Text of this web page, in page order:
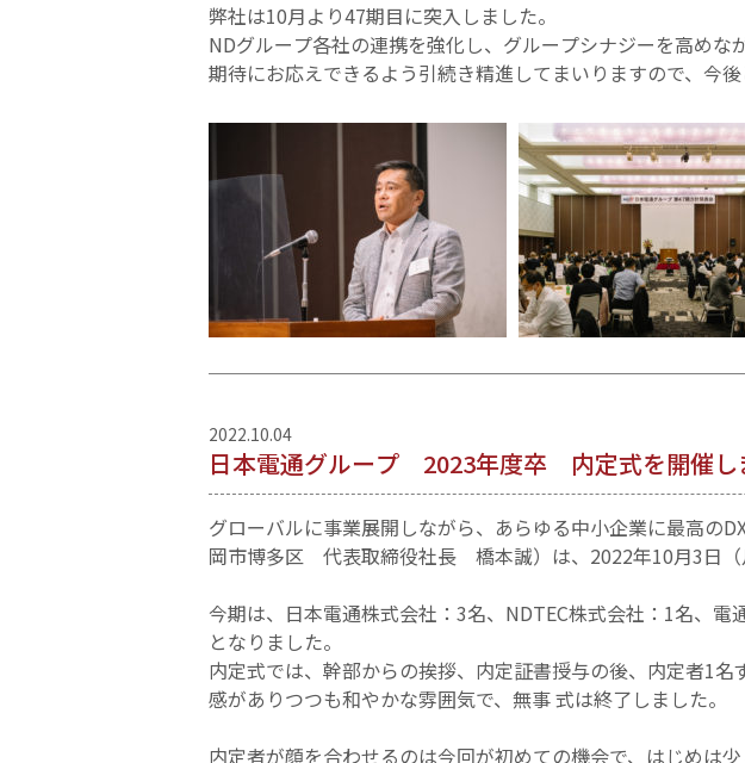
弊社は10月より47期目に突入しました。
NDグループ各社の連携を強化し、グループシナジーを高め
期待にお応えできるよう引続き精進してまいりますので、今
2022.10.04
日本電通グループ 2023年度卒 内定式を開催し
グローバルに事業展開しながら、あらゆる中小企業に最高の
岡市博多区 代表取締役社長 橋本誠）は、2022年10月3日（
今期は、日本電通株式会社：3名、NDTEC株式会社：1名、
となりました。
内定式では、幹部からの挨拶、内定証書授与の後、内定者1
感がありつつも和やかな雰囲気で、無事 式は終了しました。
内定者が顔を合わせるのは今回が初めての機会で、はじめは